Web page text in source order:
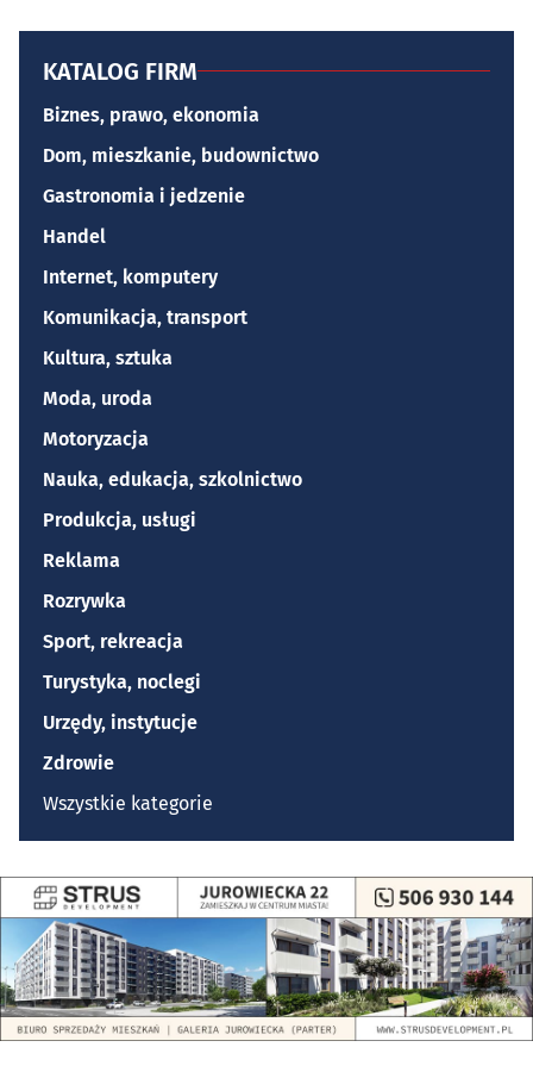
KATALOG FIRM
Biznes, prawo, ekonomia
Dom, mieszkanie, budownictwo
Gastronomia i jedzenie
Handel
Internet, komputery
Komunikacja, transport
Kultura, sztuka
Moda, uroda
Motoryzacja
Nauka, edukacja, szkolnictwo
Produkcja, usługi
Reklama
Rozrywka
Sport, rekreacja
Turystyka, noclegi
Urzędy, instytucje
Zdrowie
Wszystkie kategorie